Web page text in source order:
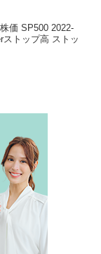
価 SP500 2022-
トップ高 ストッ